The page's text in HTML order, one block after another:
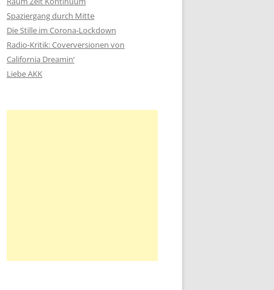
n
a
c
h
:
Spaziergang durch Mitte
Die Stille im Corona-Lockdown
Radio-Kritik: Coverversionen von
California Dreamin‘
Liebe AKK